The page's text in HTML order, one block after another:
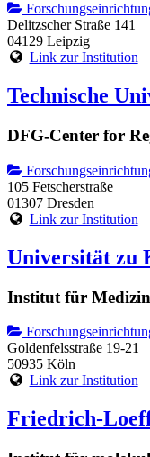
Delitzscher Straße 141
04129 Leipzig
Link zur Institution
Technische
DFG-Center for
105 Fetscherstraße
01307 Dresden
Link zur Institution
Universität zu
Institut für
Goldenfelsstraße 19-21
50935 Köln
Link zur Institution
Friedrich-